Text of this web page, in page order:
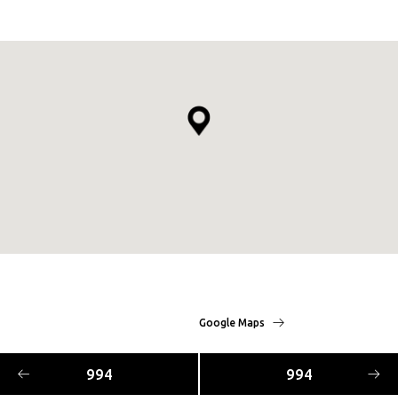
Google Maps
994 994